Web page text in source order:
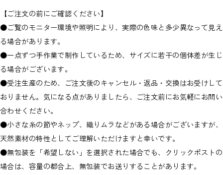
【ご注文の前にご確認ください】
●ご覧のモニター環境や照明により、実際の色味と多少異なって見え
る場合があります。
●一点ずつ手作業で制作しているため、サイズに若干の個体差が生じ
る場合がございます。
●受注生産のため、ご注文後のキャンセル・返品・交換はお受けして
おりません。気になる点がありましたら、ご注文前にお気軽にお問い
合わせください。
●小さな糸の節やネップ、織りムラなどがある場合がございますが、
天然素材の特性としてご理解いただけますと幸いです。
●無包装を「希望しない」を選択された場合でも、クリックポストの
場合は、容量の都合上、無包装でお送りすることがあります。